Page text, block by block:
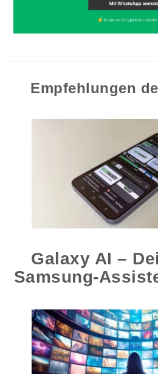
Empfehlungen
Galaxy AI –
Samsung-